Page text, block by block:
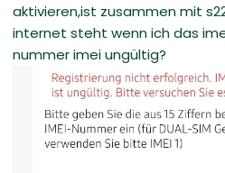
aktivieren,ist zusammen mit
internet steht wenn ich das
nummer imei ungültig?